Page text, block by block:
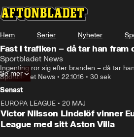
Hem Serier Nyheter
Fast i trafiken – då tar han fram
Sportbladet News
Ingenting rör sig efter branden – då tar
Sportbladet News • 22.10.16 • 30 sek
Se mer
Senast
EUROPA LEAGUE • 20 MAJ
Victor Nilsson Lindelöf vinner
League med sitt Aston Villa